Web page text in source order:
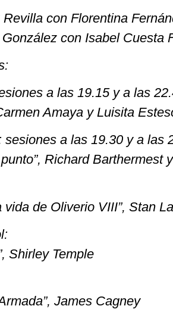
con Florentina
con Isabel Cuesta
a las 19.15 y a las
Amaya y Luisita
sesiones a las 19.30 y a las
Richard Barthermest
vida de Oliverio VIII”, Stan
Shirley Temple
James Cagney